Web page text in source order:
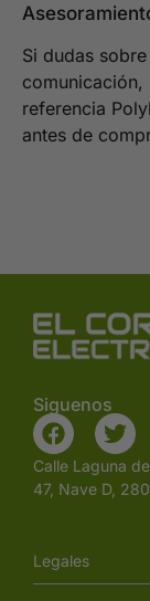
Si dudas
referencia
antes de
Siguenos
Calle Laguna
47, Nave D,
Legales